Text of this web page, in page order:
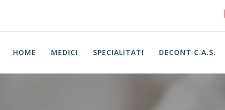
HOME MEDICI SPECIALITATI DECONT C.A.S.